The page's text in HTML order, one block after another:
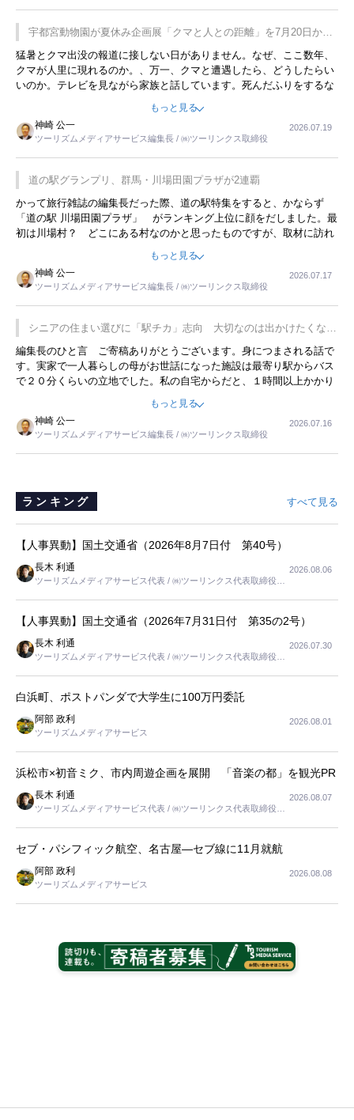
宇都宮動物園が夏休み企画展「クマと人との距離」を7月20日から
開催
猛暑とクマ出没の報道に接しない日がありません。なぜ、ここ数年、
クマが人里に現れるのか。、万一、クマと遭遇したら、どうしたらい
いのか。テレビを見ながら家族と話しています。死んだふりをするな
んてことは、冗談でもいえません。そんな中で、この企画展はタイム
もっと見る
神崎 公一
ツーリズムメディアサービス編集長 / ㈱ツーリンクス取締役
2026.07.19
道の駅グランプリ、群馬・川場田園プラザが2連覇
かって旅行雑誌の編集長だった際、道の駅特集をすると、かならず
「道の駅 川場田園プラザ」 がランキング上位に顔をだしました。最
初は川場村？ どこにある村なのかと思ったものですが、取材に訪れ
永井 彰一社長にインタビューしたら、興味深い話が次々が飛び出しま
した。プレゼンも巧みで、今でも思い出すことが２つあります。一つ
は、従業員に東京ディズニーランドを見学させ、サービス業、接客業
の何かを理解してもらっていることです。 もう一つは1800円もする
プレミアムヨーグルトを販売するにあたり、社内に懸念もあったそう
です。永井社長は、駐車場に都内ナンバーの高級外車が停まっている
ことに目をつけ、高級商品でも売れると確信したそうです。今回の記
事を懐かしく読みました。
もっと見る
神崎 公一
ツーリズムメディアサービス編集長 / ㈱ツーリンクス取締役
2026.07.17
シニアの住まい選びに「駅チカ」志向 大切なのは出かけたくなる
暮らし
編集長のひと言 ご寄稿ありがとうございます。身につまされる話で
す。実家で一人暮らしの母がお世話になった施設は最寄り駅からバス
で２０分くらいの立地でした。私の自宅からだと、１時間以上かかり
ました。母の住まいから近いという理由で、その施設を選択したので
すが、私と妹にとっては、半日仕事ででした。シニアの住まい選び
は、当人だけではなく、世話をする家族の足の便も考えない外池ない
と思いました。
もっと見る
神崎 公一
ツーリズムメディアサービス編集長 / ㈱ツーリンクス取締役
2026.07.16
ランキング すべて見る
【人事異動】国土交通省（2026年8月7日付 第40号）
長木 利通
ツーリズムメディアサービス代表 / ㈱ツーリンクス代表取締役社
2026.08.06
【人事異動】国土交通省（2026年7月31日付 第35の2号）
長木 利通
ツーリズムメディアサービス代表 / ㈱ツーリンクス代表取締役社
2026.07.30
白浜町、ポストパンダで大学生に100万円委託
阿部 政利
ツーリズムメディアサービス
2026.08.01
浜松市×初音ミク、市内周遊企画を展開 「音楽の都」を観光PR
長木 利通
ツーリズムメディアサービス代表 / ㈱ツーリンクス代表取締役社
2026.08.07
セブ・パシフィック航空、名古屋―セブ線に11月就航
阿部 政利
ツーリズムメディアサービス
2026.08.08